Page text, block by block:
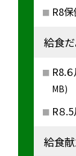
R8
給食だ
R8.
MB)
R８
給食